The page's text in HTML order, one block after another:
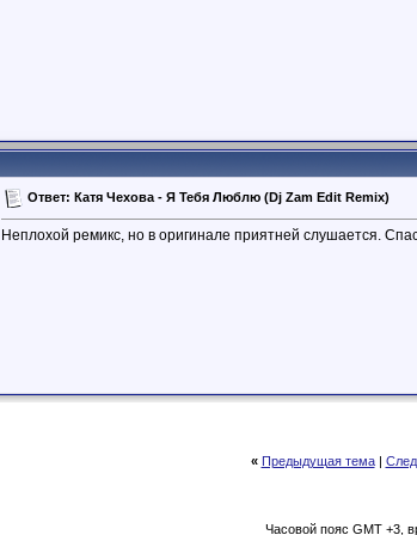
Ответ: Катя Чехова - Я Тебя Люблю (Dj Zam Edit Remix)
Неплохой ремикс, но в оригинале приятней слушается.
« Предыдущая тема|
Часовой пояс GMT +3,